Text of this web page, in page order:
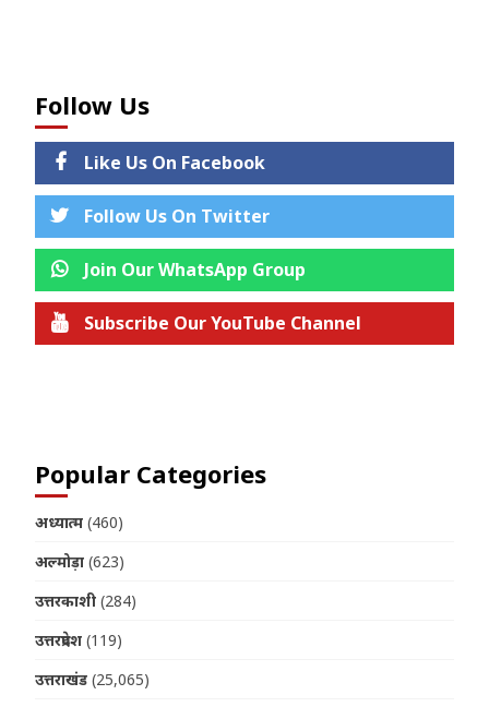
Follow Us
Like Us On Facebook
Follow Us On Twitter
Join Our WhatsApp Group
Subscribe Our YouTube Channel
Popular Categories
अध्यात्म (460)
अल्मोड़ा (623)
उत्तरकाशी (284)
उत्तरप्रदेश (119)
उत्तराखंड (25,065)